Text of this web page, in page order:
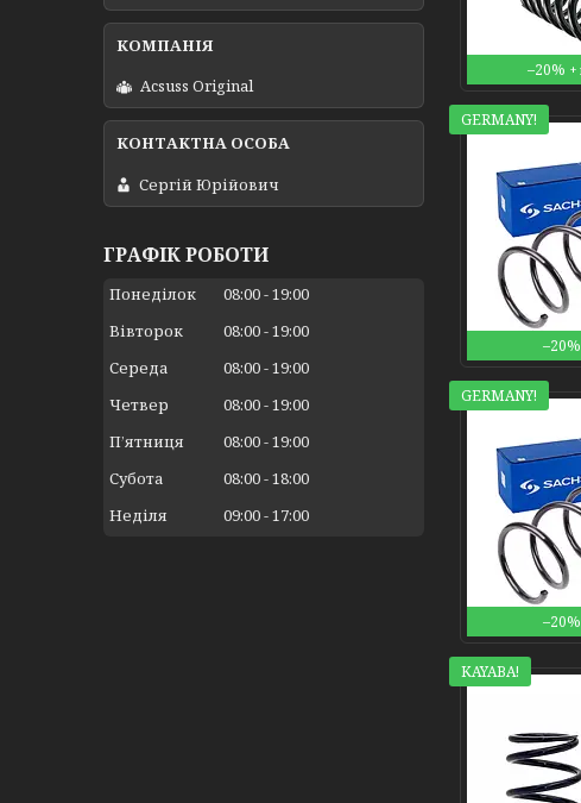
–20%
GERMANY!
–20%
GERMANY!
–20%
KAYABA!
Acsuss Original
Сергій Юрійович
ГРАФІК РОБОТИ
Понеділок 08:00 19:00
Вівторок
08:00 19:00
Середа
08:00 19:00
Четвер
08:00 19:00
Пʼятниця
08:00 19:00
Субота
08:00 18:00
Неділя
09:00 17:00